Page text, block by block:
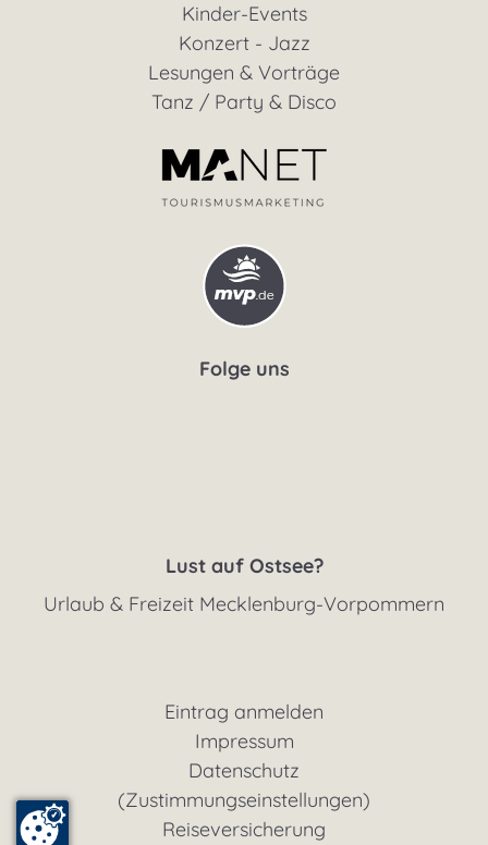
Kinder-Events
Konzert - Jazz
Lesungen & Vorträge
Tanz / Party & Disco
Folge uns
Lust auf Ostsee?
Urlaub & Freizeit Mecklenburg-Vorpommern
Eintrag anmelden
Impressum
Datenschutz
(Zustimmungseinstellungen)
Reiseversicherung